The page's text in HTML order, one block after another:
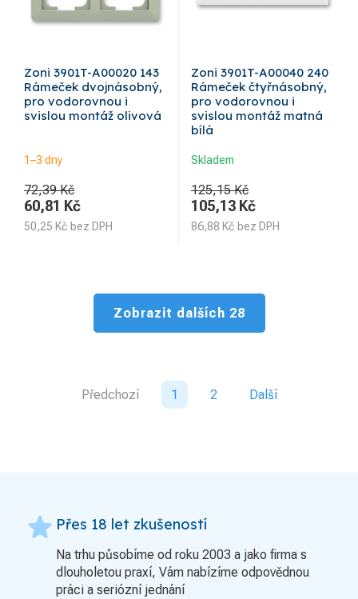
Zoni 3901T-A00020 143
Rámeček dvojnásobný,
pro vodorovnou i
svislou montáž olivová
1–3 dny
72,39 Kč
60,81 Kč
50,25 Kč bez DPH
Zoni 3901T-A00040 240
Rámeček čtyřnásobný,
pro vodorovnou i
svislou montáž matná
bílá
Skladem
125,15 Kč
105,13 Kč
86,88 Kč bez DPH
Zobrazit dalších 28
Předchozí 1 2 Další
grade Přes 18 let zkušeností
Na trhu působíme od roku 2003 a jako firma s
dlouholetou praxí, Vám nabízíme odpovědnou
práci a seriózní jednání